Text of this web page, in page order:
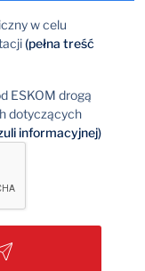
w celu
(pełna treść
ESKOM drogą
dotyczących
informacyjnej)